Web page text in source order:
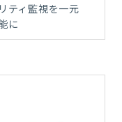
ティ監視を一元
に